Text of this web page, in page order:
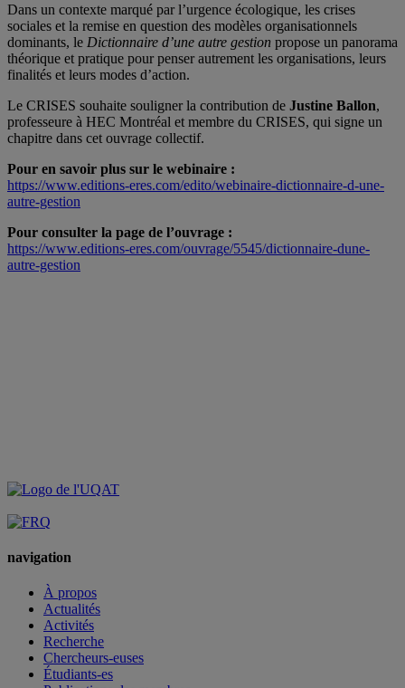
Dans un contexte marqué par l’urgence écologique, les crises
sociales et la remise en question des modèles organisationnels
dominants, le Dictionnaire d’une autre gestion propose un panorama
théorique et pratique pour penser autrement les organisations, leurs
finalités et leurs modes d’action.
Le CRISES souhaite souligner la contribution de Justine Ballon,
professeure à HEC Montréal et membre du CRISES, qui signe un
chapitre dans cet ouvrage collectif.
Pour en savoir plus sur le webinaire :
https://www.editions-eres.com/edito/webinaire-dictionnaire-d-une-
autre-gestion
Pour consulter la page de l’ouvrage :
https://www.editions-eres.com/ouvrage/5545/dictionnaire-dune-
autre-gestion
navigation
À propos
Actualités
Activités
Recherche
Chercheurs-euses
Étudiants-es